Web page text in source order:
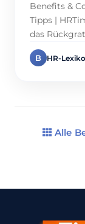
Benefits &
Tipps |
das
Sie
auch Boni,
B HR-
Alle